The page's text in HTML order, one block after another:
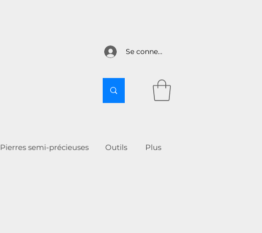
Se connecter
Pierres semi-précieuses Outils More